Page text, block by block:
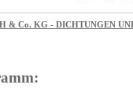
& Co. KG - DICHTUNGEN